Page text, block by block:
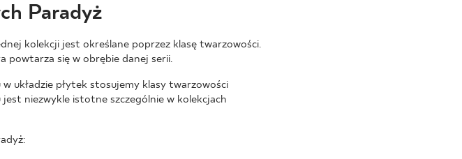
Paradyż
kolekcji jest określane poprzez klasę twarzowości.
powtarza się w obrębie danej serii.
układzie płytek stosujemy klasy twarzowości
niezwykle istotne szczególnie w kolekcjach